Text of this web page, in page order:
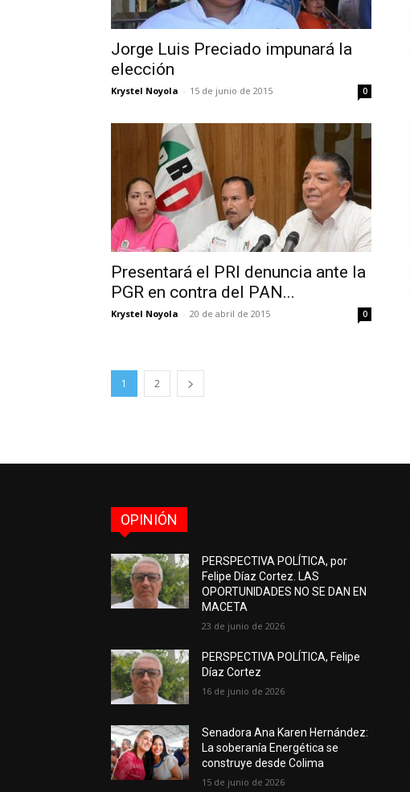
Jorge Luis Preciado impunará la
elección
Krystel Noyola - 15 de junio de 2015 0
Presentará el PRI denuncia ante la
PGR en contra del PAN...
Krystel Noyola - 20 de abril de 2015 0
1 2
OPINIÓN
PERSPECTIVA POLÍTICA, por
Felipe Díaz Cortez. LAS
OPORTUNIDADES NO SE DAN EN
MACETA
23 de junio de 2026
PERSPECTIVA POLÍTICA, Felipe
Díaz Cortez
16 de junio de 2026
Senadora Ana Karen Hernández:
La soberanía Energética se
construye desde Colima
15 de junio de 2026